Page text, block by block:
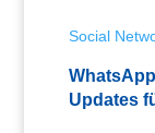
Social
Updates